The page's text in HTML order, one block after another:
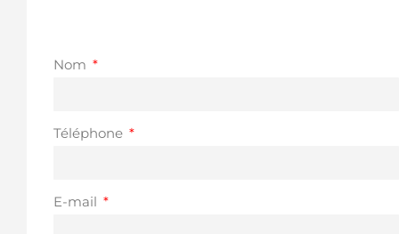
Nom
Téléphone
E-mail